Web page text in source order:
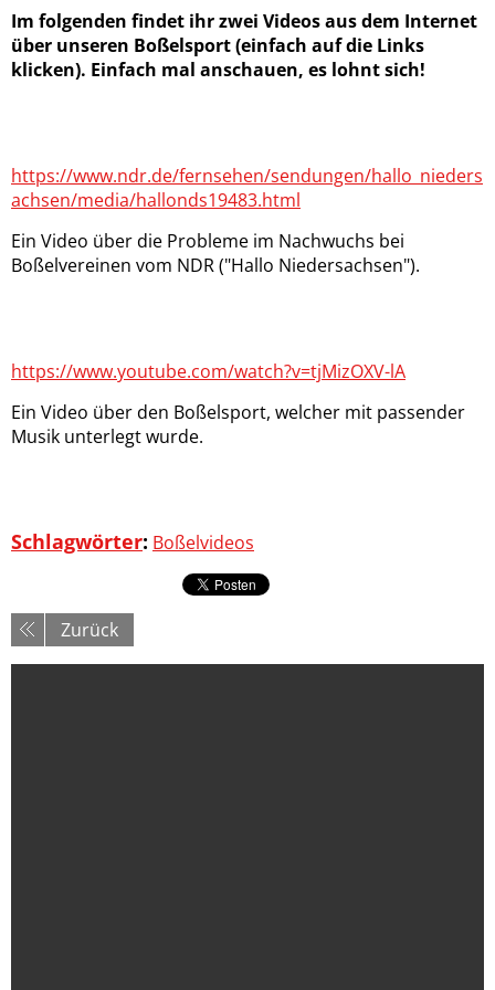
Im folgenden findet ihr zwei Videos aus dem Internet
über unseren Boßelsport (einfach auf die Links
klicken). Einfach mal anschauen, es lohnt sich!
https://www.ndr.de/fernsehen/sendungen/hallo_nieders
achsen/media/hallonds19483.html
Ein Video über die Probleme im Nachwuchs bei
Boßelvereinen vom NDR ("Hallo Niedersachsen").
https://www.youtube.com/watch?v=tjMizOXV-lA
Ein Video über den Boßelsport, welcher mit passender
Musik unterlegt wurde.
Schlagwörter: Boßelvideos
Zurück